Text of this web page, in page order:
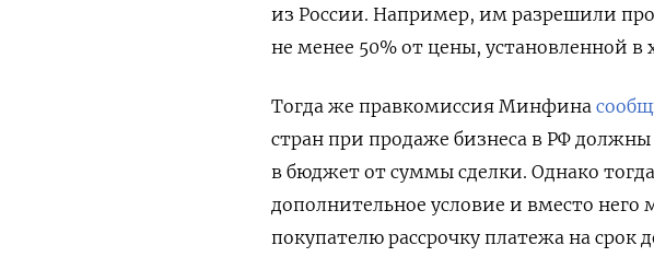
из России. Например, им разрешили п
не менее 50% от цены, установленной
Тогда же правкомиссия Минфина
стран при продаже бизнеса в РФ
в бюджет от суммы сделки. Однако
дополнительное условие и вместо
покупателю рассрочку платежа на срок